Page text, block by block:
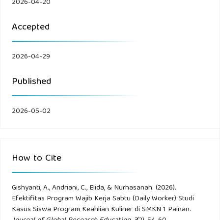
Panduan pelaksanaan program pembelajaran berbasis kerja
di SMK. Painan: Disdik.
George R. Terry. (2020). Principles of management. New
York: McGraw-Hill.
siswa melalui pembelajaran praktik di SMK. Jurnal
Johnson, E. (2021). Work-based learning in vocational
Journal of Vocational Education, 9(2), 66–78.
Kemendikbud. (2021). Pembelajaran berbasis kerja di SMK.
Accepted
2026-04-29
Published
2026-05-02
How to Cite
Gishyanti, A., Andriani, C., Elida, & Nurhasanah. (2026).
Efektifitas Program Wajib Kerja Sabtu (Daily Worker) Studi
Kasus Siswa Program Keahlian Kuliner di SMKN 1 Painan.